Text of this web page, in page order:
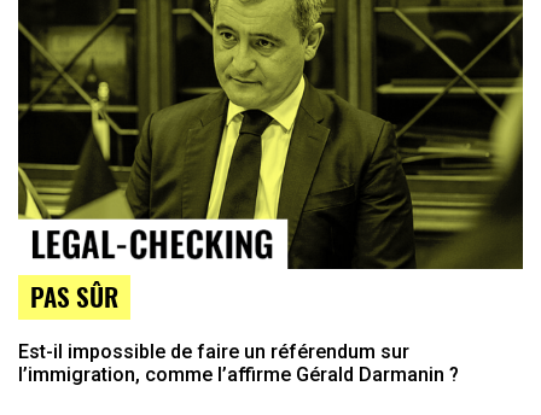
PAS SÛR
Est-il impossible de faire un référendum sur
l’immigration, comme l’affirme Gérald Darmanin ?